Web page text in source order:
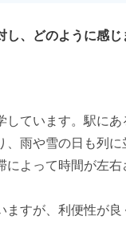
し、どのように感じ
ています。駅にあ
雨や雪の日も列
よって時間が左
すが、利便性が